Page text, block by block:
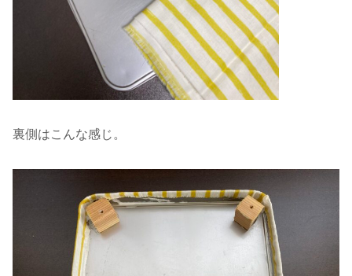
裏側はこんな感じ。